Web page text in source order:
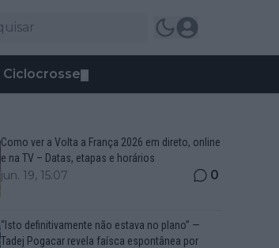
Ciclocrosse
Como ver a Volta a França 2026 em direto, online
e na TV – Datas, etapas e horários
jun. 19, 15:07 0
“Isto definitivamente não estava no plano” —
Tadej Pogacar revela faísca espontânea por